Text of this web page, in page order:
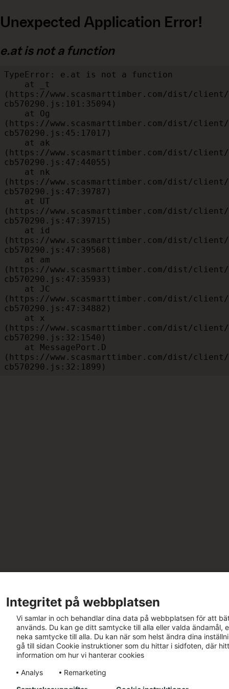
Unexpected Application Error!
e.at is not a function
TypeError: e.at is not a function
(https://www.scasmarttimber.com/dist/
cb570290.js:101:35094)
(https://www.scasmarttimber.com/dist/
cb570290.js:45:17017)
(https://www.scasmarttimber.com/dist/
cb570290.js:47:44055)
(https://www.scasmarttimber.com/dist/
cb570290.js:47:39787)
(https://www.scasmarttimber.com/dist/
cb570290.js:47:39715)
(https://www.scasmarttimber.com/dist/
cb570290.js:47:39568)
(https://www.scasmarttimber.com/dist/
cb570290.js:47:35933)
(https://www.scasmarttimber.com/dist/
cb570290.js:47:34882)
(https://www.scasmarttimber.com/dist/
cb570290.js:32:1540)
(https://www.scasmarttimber.com/dist/
cb570290.js:32:1899)
Integritet på webbplatsen
Vi samlar in och behandlar dina data på webbplatsen för att
används. Du kan ge ditt samtycke till alla eller valda ändamål,
neka samtycke till alla. Du kan när som helst ändra dina
gå till sidan Cookie instruktioner som du hittar i sidfoten, där
information om hur vi hanterar cookies
Analys
Remarketing